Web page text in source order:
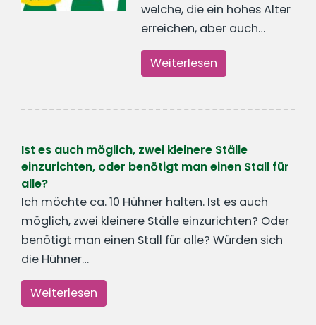
welche, die ein hohes Alter
erreichen, aber auch…
Weiterlesen
Ist es auch möglich, zwei kleinere Ställe
einzurichten, oder benötigt man einen Stall für
alle?
Ich möchte ca. 10 Hühner halten. Ist es auch
möglich, zwei kleinere Ställe einzurichten? Oder
benötigt man einen Stall für alle? Würden sich
die Hühner…
Weiterlesen